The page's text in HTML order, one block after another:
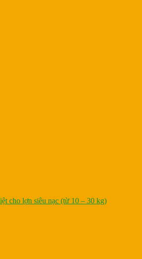
cho lợn siêu nạc (từ 10 – 30 kg)